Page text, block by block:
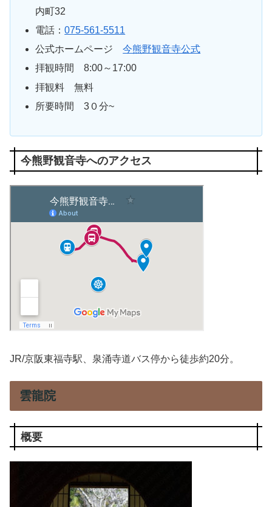
内町32
電話：075-561-5511
公式ホームページ今熊野観音寺公式
拝観時間 8:00～17:00
拝観料 無料
所要時間 3０分~
今熊野観音寺へのアクセス
JR/京阪東福寺駅、泉涌寺道バス停から徒歩約20分。
雲龍院
概要